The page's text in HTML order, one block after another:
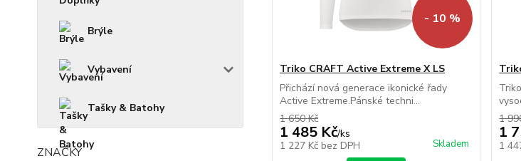
Brýle
Vybavení
Tašky & Batohy
ZNAČKY
- 10 %
Triko CRAFT Active Extreme X LS
Přichází nová generace ikonické řady
Active Extreme.Pánské techni...
1 650 Kč
1 485 Kč/ks
1 227 Kč bez DPH Skladem
1
1
1